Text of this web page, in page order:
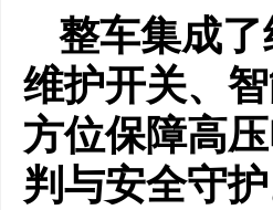
整车集成
维护开关、
方位保障高
判与安全守护